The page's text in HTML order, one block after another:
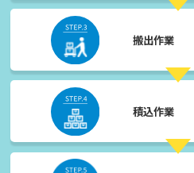
搬出作業
積込作業